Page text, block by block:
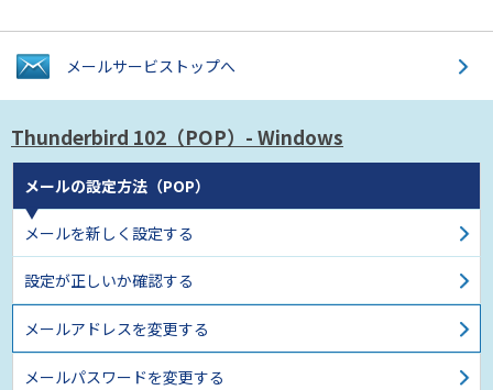
メールサービス トップへ
Thunderbird 102 （POP）- Windows
メールの設定方法（POP）
メールを新しく設定する
設定が正しいか確認する
メールアドレスを変更する
メールパスワードを変更する